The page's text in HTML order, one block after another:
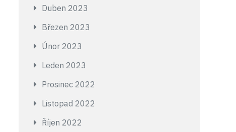
Duben 2023
Březen 2023
Únor 2023
Leden 2023
Prosinec 2022
Listopad 2022
Říjen 2022